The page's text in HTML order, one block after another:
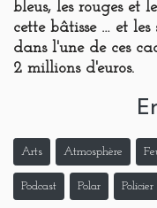
bleus, les rouges et
cette bâtisse … et les
dans l'une de ces
2 millions d'euros.
Arts Atmosphère
Podcast Polar Policier